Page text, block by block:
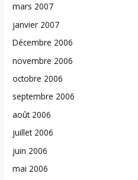
mars 2007
janvier 2007
Décembre 2006
novembre 2006
octobre 2006
septembre 2006
août 2006
juillet 2006
juin 2006
mai 2006